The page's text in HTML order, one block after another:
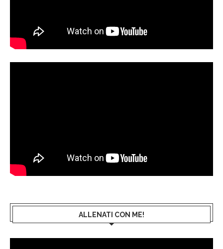
ALLENATI CON ME!